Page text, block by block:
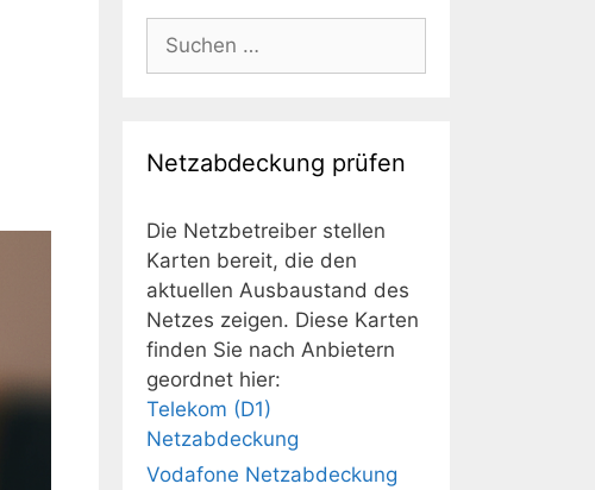
nach:
Netzabdeckung prüfen
Die Netzbetreiber stellen
Karten bereit, die den
aktuellen Ausbaustand des
Netzes zeigen. Diese Karten
finden Sie nach Anbietern
geordnet hier:
Telekom (D1)
Netzabdeckung
Vodafone Netzabdeckung